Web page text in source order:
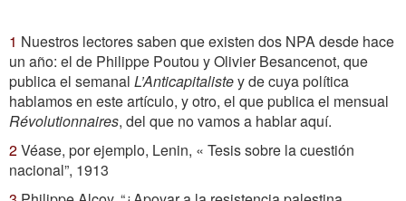
1 Nuestros lectores saben que existen dos NPA desde hace
un año: el de Philippe Poutou y Olivier Besancenot, que
publica el semanal L’Anticapitalistey de cuya política
hablamos en este artículo, y otro, el que publica el mensual
Révolutionnaires, del que no vamos a hablar aquí.
2Véase, por ejemplo, Lenin, « Tesis sobre la cuestión
nacional”, 1913